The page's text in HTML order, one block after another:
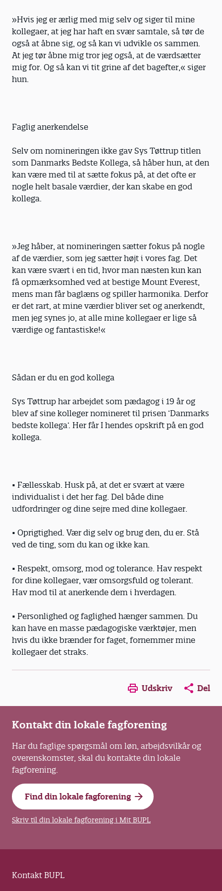
»Hvis jeg er ærlig med mig selv og siger til mine
kollegaer, at jeg har haft en svær samtale, så tør de
også at åbne sig, og så kan vi udvikle os sammen.
At jeg tør åbne mig tror jeg også, at de værdsætter
mig for. Og så kan vi tit grine af det bagefter,« siger
hun.
Faglig anerkendelse
Selv om nomineringen ikke gav Sys Tøttrup titlen
som Danmarks Bedste Kollega, så håber hun, at den
kan være med til at sætte fokus på, at det ofte er
nogle helt basale værdier, der kan skabe en god
kollega.
»Jeg håber, at nomineringen sætter fokus på nogle
af de værdier, som jeg sætter højt i vores fag. Det
kan være svært i en tid, hvor man næsten kun kan
få opmærksomhed ved at bestige Mount Everest,
mens man får baglæns og spiller harmonika. Derfor
er det rart, at mine værdier bliver set og anerkendt,
men jeg synes jo, at alle mine kollegaer er lige så
værdige og fantastiske!«
Sådan er du en god kollega
Sys Tøttrup har arbejdet som pædagog i 19 år og
blev af sine kolleger nomineret til prisen ’Danmarks
bedste kollega’. Her får I hendes opskrift på en god
kollega.
• Fællesskab. Husk på, at det er svært at være
individualist i det her fag. Del både dine
udfordringer og dine sejre med dine kollegaer.
• Oprigtighed. Vær dig selv og brug den, du er. Stå
ved de ting, som du kan og ikke kan.
• Respekt, omsorg, mod og tolerance. Hav respekt
for dine kollegaer, vær omsorgsfuld og tolerant.
Hav mod til at anerkende dem i hverdagen.
• Personlighed og faglighed hænger sammen. Du
kan have en masse pædagogiske værktøjer, men
hvis du ikke brænder for faget, fornemmer mine
kollegaer det straks.
Opens in a new window
Opens in a new
Opens in
Udskriv Del
Kontakt din lokale fagforening
Har du faglige spørgsmål om løn, arbejdsvilkår og
overenskomster, skal du kontakte din lokale
fagforening.
Find din lokale fagforening
Skriv til din lokale fagforening i Mit BUPL
Kontakt BUPL